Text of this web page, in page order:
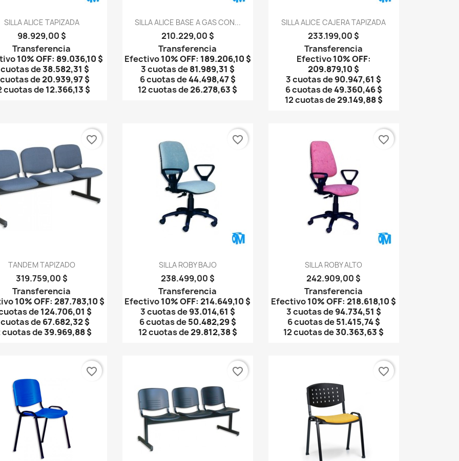
 Vista rápida
SILLA ALICE TAPIZADA
98.929,00 $
Transferencia
10% OFF: 89.036,10 $
cuotas de38.582,31 $
de20.939,97 $
cuotas de12.366,13 $
Vista rápida
SILLA ALICE BASE A GAS CON...
210.229,00 $
Transferencia
Efectivo10% OFF: 189.206,10 $
3 cuotas de81.989,31 $
6 cuotas de44.498,47 $
12 cuotas de26.278,63 $
Vista rápida
SILLA ALICE CAJERA TAPIZADA
233.199,00 $
Transferencia
Efectivo10% OFF:
209.879,10 $
3 cuotas de90.947,61 $
6 cuotas de49.360,46 $
12 cuotas de29.149,88 $
Vista rápida
TANDEM TAPIZADO
319.759,00 $
Transferencia
10% OFF:287.783,10 $
de124.706,01 $
de67.682,32 $
cuotas de39.969,88 $
favorite_border
Vista rápida
SILLA ROBY BAJO
238.499,00 $
Transferencia
Efectivo10% OFF:214.649,10 $
3 cuotas de93.014,61 $
6 cuotas de50.482,29 $
12 cuotas de29.812,38 $
favorite_border
Vista rápida
SILLA ROBY ALTO
242.909,00 $
Transferencia
Efectivo10% OFF:218.618,10 $
3 cuotas de94.734,51 $
6 cuotas de51.415,74 $
12 cuotas de30.363,63 $
favorite_border
favorite_border favorite_border favorite_border